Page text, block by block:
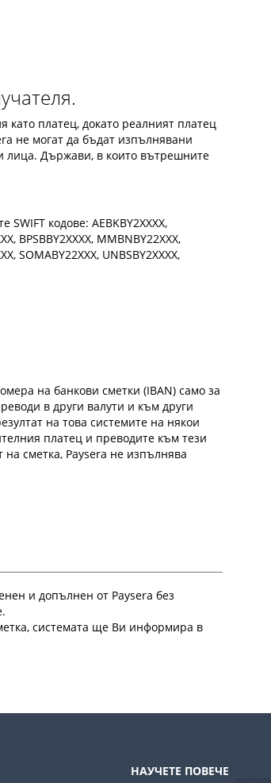
като платец, докато реалният платец
не могат да бъдат изпълнявани
лица. Държави, в които вътрешните
кодове: AEBKBY2XXXX,
BPSBBY2XXXX, MMBNBY22XXX,
SOMABY22XXX, UNBSBY2XXXX,
на банкови сметки (IBAN) само за
в други валути и към други
на това системите на някои
платец и преводите към тези
сметка, Paysera не изпълнява
и допълнен от Paysera без
системата ще Ви информира в
НАУЧЕТЕ ПОВЕЧЕ